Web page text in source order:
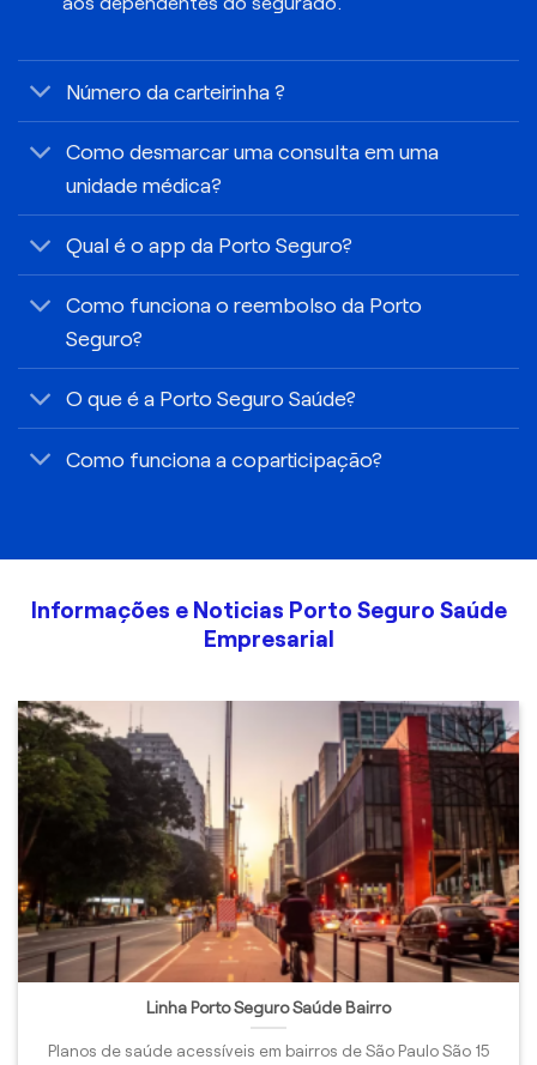
Número da carteirinha ?
Como desmarcar uma consulta em uma
unidade médica?
Qual é o app da Porto Seguro?
Como funciona o reembolso da Porto
Seguro?
O que é a Porto Seguro Saúde?
Como funciona a coparticipação?
Informações e Noticias Porto Seguro Saúde
Empresarial
Linha Porto Seguro Saúde Bairro
Planos de saúde acessíveis em bairros de São Paulo São 15